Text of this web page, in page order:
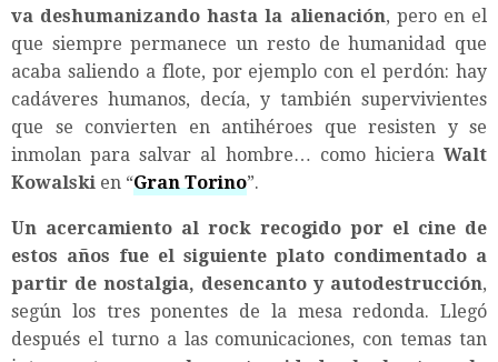
va deshumanizando hasta la alienación, pero en el
que siempre permanece un resto de humanidad que
acaba saliendo a flote, por ejemplo con el perdón: hay
cadáveres humanos, decía, y también supervivientes
que se convierten en antihéroes que resisten y se
inmolan para salvar al hombre… como hiciera Walt
Kowalski en “Gran Torino”.
Un acercamiento al rock recogido por el cine de
estos años fue el siguiente plato condimentado a
partir de nostalgia, desencanto y autodestrucción,
según los tres ponentes de la mesa redonda. Llegó
después el turno a las comunicaciones, con temas tan